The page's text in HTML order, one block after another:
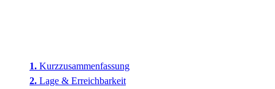
Kurzzusammenfassung
Lage & Erreichbarkeit